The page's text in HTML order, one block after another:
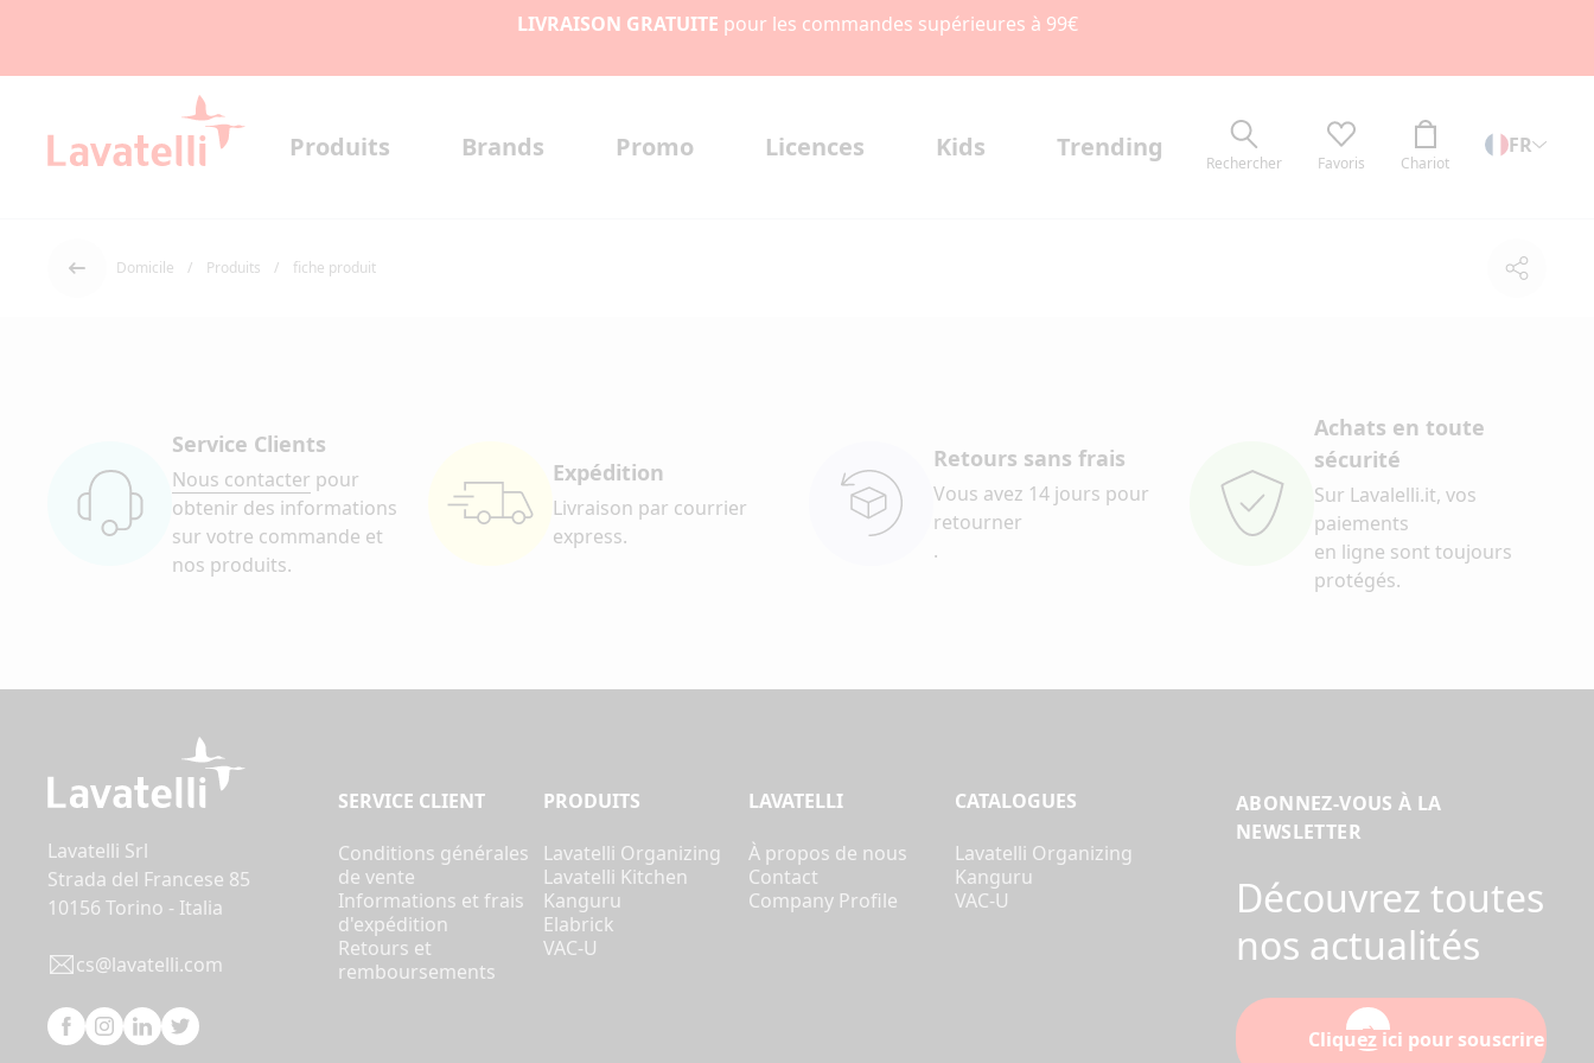
LIVRAISON GRATUITE pour les commandes supérieures à 99€
Produits Brands Promo Licences Kids Trending
Rechercher Favoris Chariot
FR
Dos Domicile Produits fiche produit
Service Clients
Nous contacter pour
obtenir des informations
sur votre commande et
nos produits.
Expédition
Livraison par courrier
express.
Retours sans frais
Vous avez 14 jours pour
retourner
.
Achats en toute
sécurité
Sur Lavalelli.it, vos
paiements
en ligne sont toujours
protégés.
ABONNEZ-VOUS À LA
NEWSLETTER
Découvrez toutes
nos actualités
Cliquez ici pour souscrire
SERVICE CLIENT
Conditions générales
de vente
Informations et frais
d'expédition
Retours et
remboursements
PRODUITS
Lavatelli Organizing
Lavatelli Kitchen
Kanguru
Elabrick
VAC-U
LAVATELLI
À propos de nous
Contact
Company Profile
CATALOGUES
Lavatelli Organizing
Kanguru
VAC-U
Lavatelli Srl
Strada del Francese 85
10156 Torino - Italia
cs@lavatelli.com
Facebook
Instagram
LinkedinTwitter